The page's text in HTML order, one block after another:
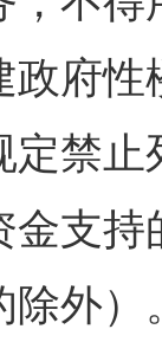
政府
定禁
金支
除外）